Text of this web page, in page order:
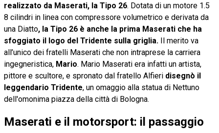
realizzato da Maserati, la Tipo 26. Dotata di un motore 1.5
8 cilindri in linea con compressore volumetrico e derivata da
una Diatto, la Tipo 26 è anche la prima Maserati che ha
sfoggiato il logo del Tridente sulla griglia. Il merito va
all’unico dei fratelli Maserati che non intraprese la carriera
ingegneristica, Mario. Mario Maserati era infatti un artista,
pittore e scultore, e spronato dal fratello Alfieri disegnò il
leggendario Tridente, un omaggio alla statua di Nettuno
dell'omonima piazza della città di Bologna.
Maserati e il motorsport: il passaggio